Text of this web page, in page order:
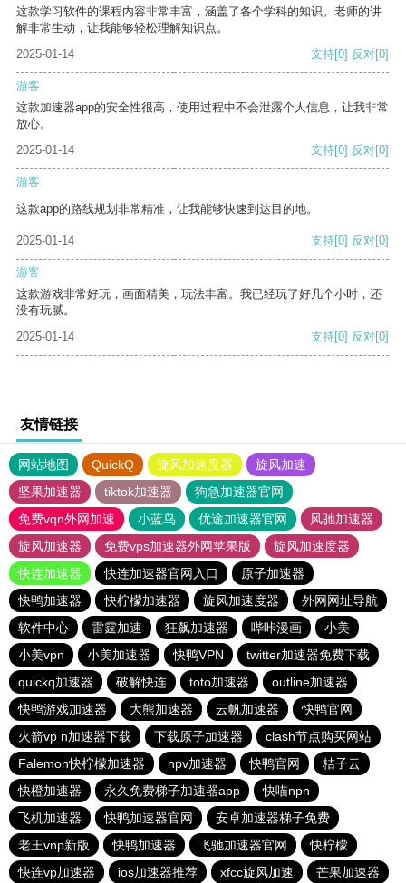
这款学习软件的课程内容非常丰富，涵盖了各个学科的知识。老师的讲
解非常生动，让我能够轻松理解知识点。
2025-01-14
支持[0] 反对[0]
游客
这款加速器app的安全性很高，使用过程中不会泄露个人信息，让我非常
放心。
2025-01-14
支持[0] 反对[0]
游客
这款app的路线规划非常精准，让我能够快速到达目的地。
2025-01-14 支持[0] 反对[0]
游客
这款游戏非常好玩，画面精美，玩法丰富。我已经玩了好几个小时，还
没有玩腻。
2025-01-14
支持[0] 反对[0]
友情链接
网站地图 QuickQ 旋风加速度器
旋风加速
坚果加速器
tiktok加速器
狗急加速器官网
免费vqn外网加速
小蓝鸟 优途加速器官网
风驰加速器
旋风加速器
免费vps加速器外网苹果版
旋风加速度器
快连加速器
快连加速器官网入口
原子加速器
快鸭加速器
快柠檬加速器 旋风加速度器
外网网址导航
软件中心
雷霆加速 狂飙加速器 哔咔漫画
小美
小美vpn
小美加速器 快鸭VPN
twitter加速器免费下载
quickq加速器
破解快连 toto加速器
outline加速器
快鸭游戏加速器
大熊加速器 云帆加速器
快鸭官网
火箭vp n加速器下载
下载原子加速器
clash节点购买网站
Falemon快柠檬加速器
npv加速器 快鸭官网
桔子云
快橙加速器
永久免费梯子加速器app
快喵npn
飞机加速器
快鸭加速器官网
安卓加速器梯子免费
老王vnp新版
快鸭加速器 飞驰加速器官网
快柠檬
快连vp加速器
ios加速器推荐 xfcc旋风加速 芒果加速器